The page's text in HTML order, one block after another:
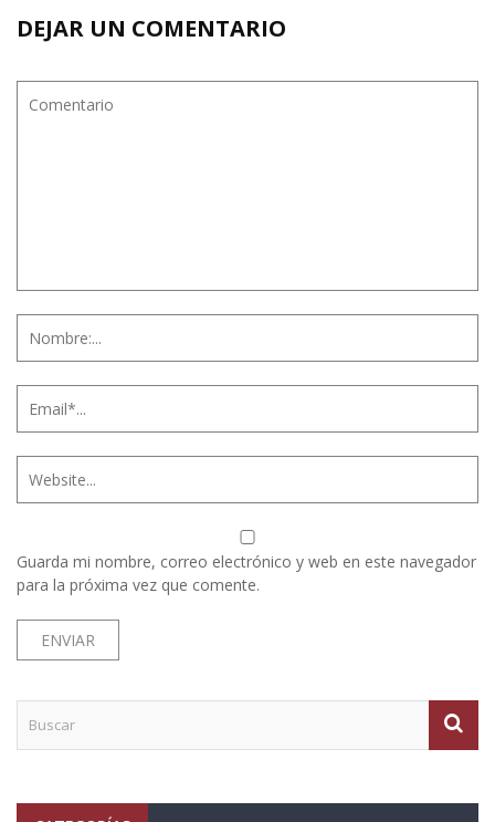
DEJAR UN COMENTARIO
Guarda mi nombre, correo electrónico y web en este navegador
para la próxima vez que comente.